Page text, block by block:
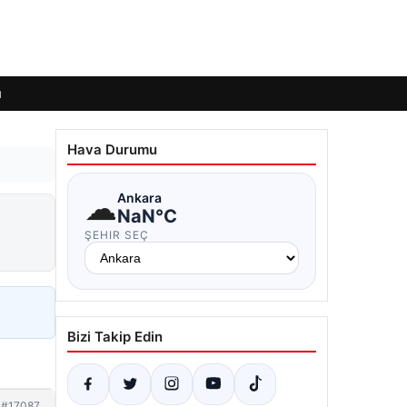
Hava Durumu
☁Ankara
NaN°C
ŞEHIR SEÇ
Bizi Takip Edin